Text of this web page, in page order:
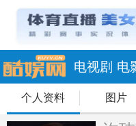
电视剧 电
个人资料 图片